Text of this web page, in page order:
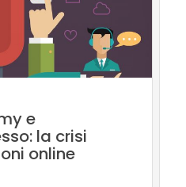
e
la crisi
online